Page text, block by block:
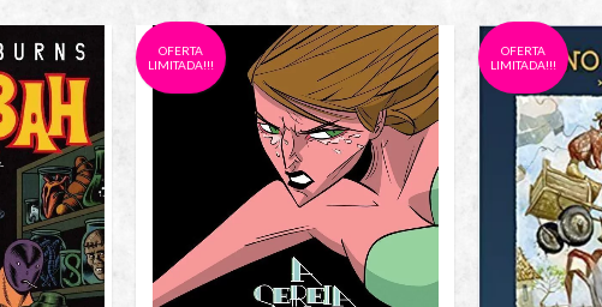
OFERTA
LIMITADA!!!
OFERTA
LIMITADA!!!